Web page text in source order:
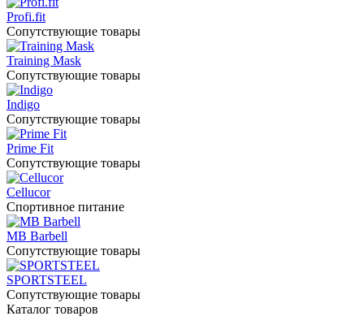
Profi.fit
Сопутствующие товары
Training Mask
Сопутствующие товары
Indigo
Сопутствующие товары
Prime Fit
Сопутствующие товары
Cellucor
Спортивное питание
MB Barbell
Сопутствующие товары
SPORTSTEEL
Сопутствующие товары
Каталог товаров